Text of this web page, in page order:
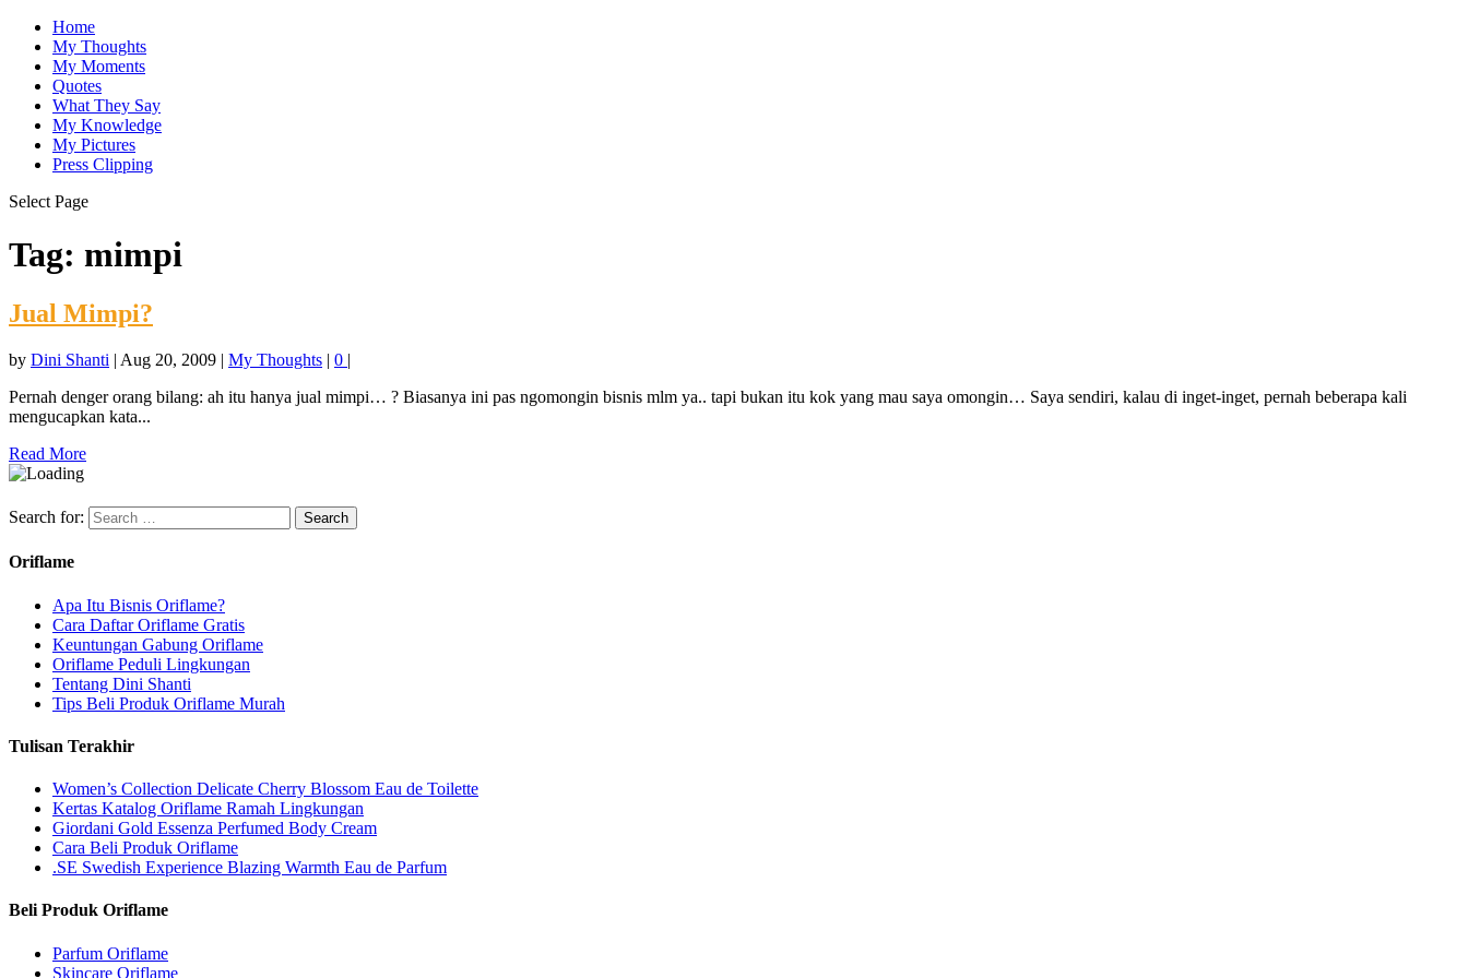
Home
My Thoughts
My Moments
Quotes
What They Say
My Knowledge
My Pictures
Press Clipping
Select Page
Tag: mimpi
Jual Mimpi?
by Dini Shanti | Aug 20, 2009 | My Thoughts | 0 |
Pernah denger orang bilang: ah itu hanya jual mimpi… ? Biasanya ini pas ngomongin bisnis mlm ya.. tapi bukan itu kok yang mau saya omongin… Saya sendiri, kalau di inget-inget, pernah beberapa kali
mengucapkan kata...
Read More
Search for:
Oriflame
Apa Itu Bisnis Oriflame?
Cara Daftar Oriflame Gratis
Keuntungan Gabung Oriflame
Oriflame Peduli Lingkungan
Tentang Dini Shanti
Tips Beli Produk Oriflame Murah
Tulisan Terakhir
Women’s Collection Delicate Cherry Blossom Eau de Toilette
Kertas Katalog Oriflame Ramah Lingkungan
Giordani Gold Essenza Perfumed Body Cream
Cara Beli Produk Oriflame
.SE Swedish Experience Blazing Warmth Eau de Parfum
Beli Produk Oriflame
Parfum Oriflame
Skincare Oriflame